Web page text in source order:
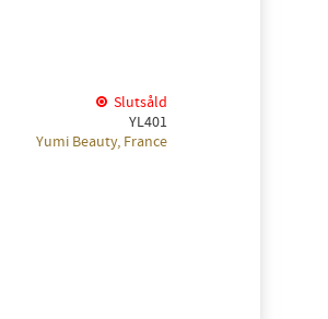
Slutsåld
YL401
Yumi Beauty, France